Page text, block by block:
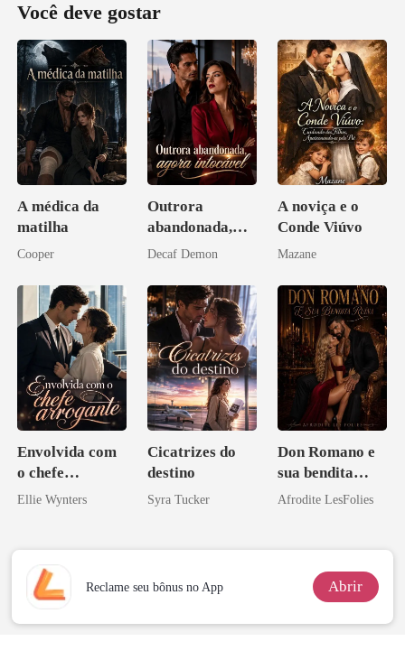
Você deve gostar
A médica da
matilha
Cooper
Outrora
abandonada,
agora intocável
Decaf Demon
A noviça e o
Conde Viúvo
Mazane
Envolvida com
o chefe
arrogante
Ellie Wynters
Cicatrizes do
destino
Syra Tucker
Don Romano e
sua bendita
ruína
Afrodite LesFolies
Reclame seu bônus no App Abrir